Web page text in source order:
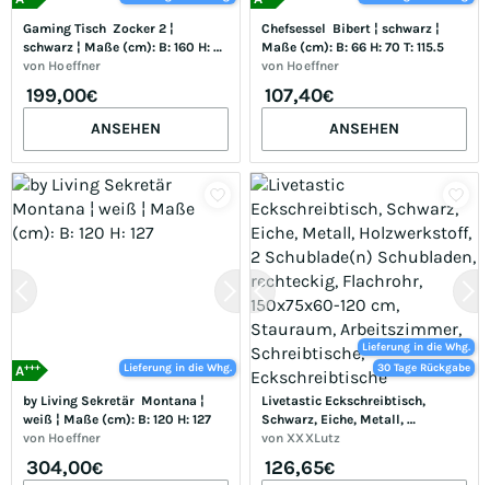
Gaming Tisch  Zocker 2 ¦
schwarz ¦ Maße (cm): B: 160 H:
91,1 T: 72.0
von Hoeffner
199,00€
ANSEHEN
Chefsessel  Bibert ¦ schwarz ¦
Maße (cm): B: 66 H: 70 T: 115.5
von Hoeffner
107,40€
ANSEHEN
Lieferung in die Whg.
A+++
by Living Sekretär  Montana ¦
weiß ¦ Maße (cm): B: 120 H: 127
von Hoeffner
304,00€
Lieferung in die Whg.
30 Tage Rückgabe
Livetastic Eckschreibtisch,
Schwarz, Eiche, Metall,
Holzwerkstoff, 2 Schublade(n)
Flachrohr, 150x75x60-120 cm,
von XXXLutz
126,65€